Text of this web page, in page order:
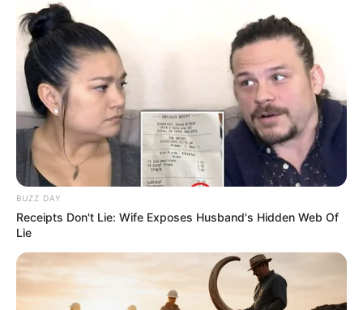
BUZZ DAY
Receipts Don't Lie: Wife Exposes Husband's Hidden Web Of
Lie